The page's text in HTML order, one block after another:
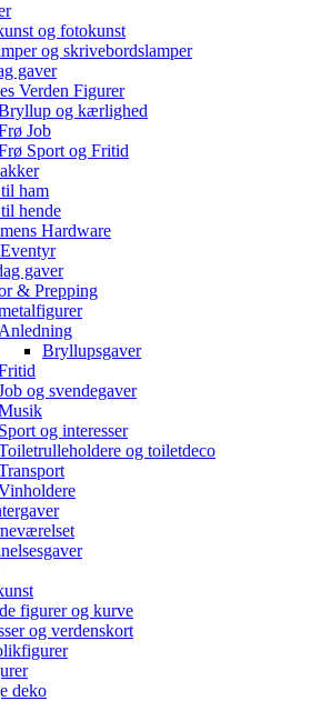
og fotokunst
og skrivebordslamper
gaver
Verden Figurer
og kærlighed
Job
Sport og Fritid
ham
hende
Hardware
gaver
& Prepping
Anledning
Bryllupsgaver
og svendegaver
Sport og interesser
og toiletdeco
figurer og kurve
og verdenskort
deko